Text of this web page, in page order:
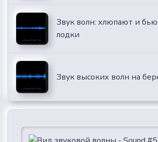
Звук волн: хлюпают и
лодки
Звук высоких волн на